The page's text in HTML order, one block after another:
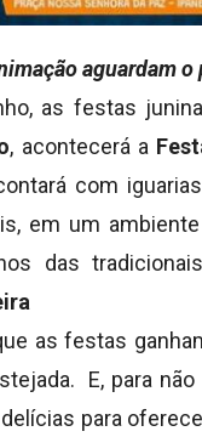
aguardam
as festas
, acontecerá a
com
em um
das
as festas
E, para
para